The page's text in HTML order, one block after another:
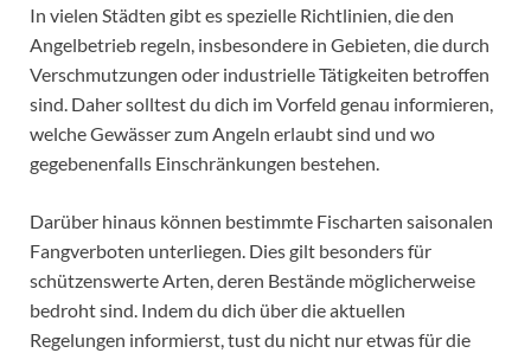
In vielen Städten gibt es spezielle Richtlinien, die den
Angelbetrieb regeln, insbesondere in Gebieten, die durch
Verschmutzungen oder industrielle Tätigkeiten betroffen
sind. Daher solltest du dich im Vorfeld genau informieren,
welche Gewässer zum Angeln erlaubt sind und wo
gegebenenfalls Einschränkungen bestehen.
Darüber hinaus können bestimmte Fischarten saisonalen
Fangverboten unterliegen. Dies gilt besonders für
schützenswerte Arten, deren Bestände möglicherweise
bedroht sind. Indem du dich über die aktuellen
Regelungen informierst, tust du nicht nur etwas für die